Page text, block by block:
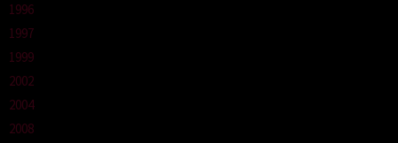
1996
1997
1999
2002
2004
2008